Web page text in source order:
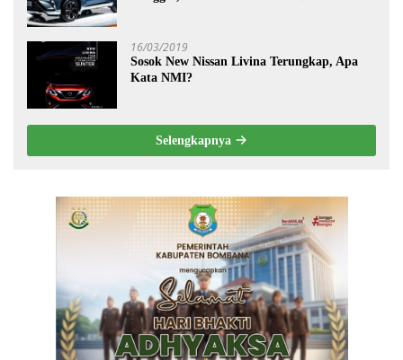
16/03/2019
Sosok New Nissan Livina Terungkap, Apa
Kata NMI?
Selengkapnya